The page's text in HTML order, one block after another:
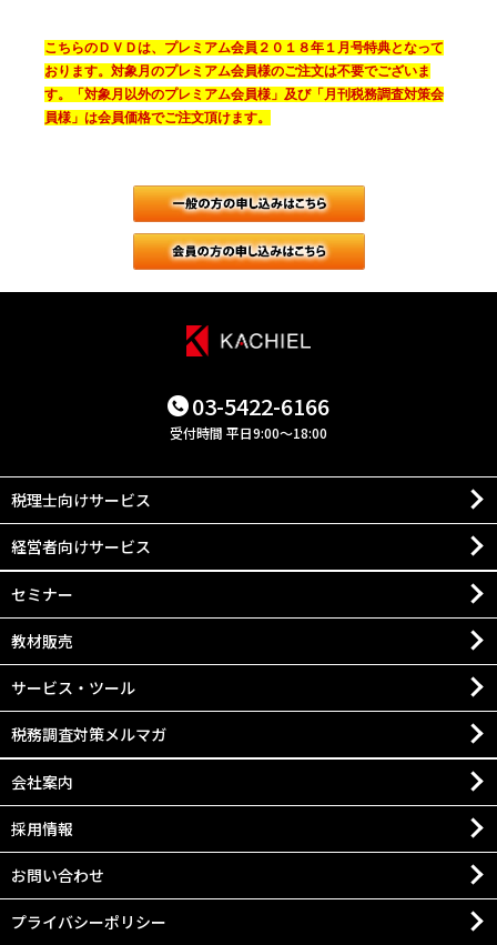
こちらのＤＶＤは、プレミアム会員２０１８年１月号特典となって
おります。対象月のプレミアム会員様のご注文は不要でございま
す。「対象月以外のプレミアム会員様」及び「月刊税務調査対策会
員様」は会員価格でご注文頂けます。
03-5422-6166
受付時間 平日9:00～18:00
税理士向けサービス
経営者向けサービス
セミナー
教材販売
サービス・ツール
税務調査対策メルマガ
会社案内
採用情報
お問い合わせ
プライバシーポリシー